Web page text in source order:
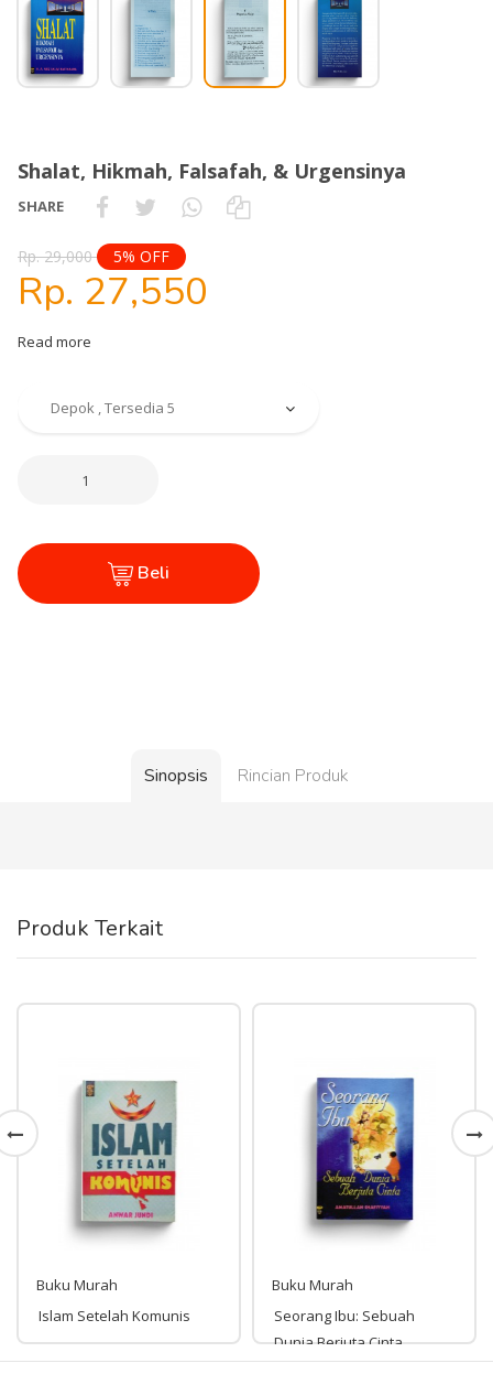
Shalat, Hikmah, Falsafah, & Urgensinya
SHARE
Rp. 29,000 5% OFF
Rp. 27,550
Read more
Beli
Sinopsis Rincian Produk
Produk Terkait
Buku Murah
Islam Setelah Komunis
Buku Murah
Seorang Ibu: Sebuah
Dunia Berjuta Cinta